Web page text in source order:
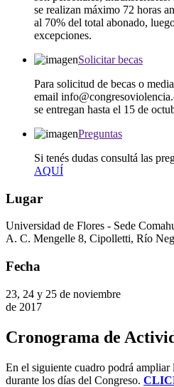
se realizan máximo 72 horas
al 70% del total abonado,
excepciones.
Solicitar becas
Para solicitud de becas o
email
se entregan hasta el 15 de
Preguntas
Si tenés dudas consultá las
AQUÍ
Lugar
Universidad de Flores - Sede
A. C. Mengelle 8, Cipolletti, Río
Fecha
23, 24 y 25 de noviembre
de 2017
Cronograma de
En el siguiente cuadro podrá ampliar
durante los días del Congreso.